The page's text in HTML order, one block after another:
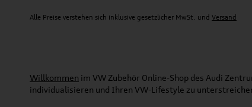
Alle Preise verstehen sich inklusive gesetzlicher MwSt. und Versand
Willkommen im VW Zubehör Online-Shop des Audi
individualisieren und Ihren VW-Lifestyle zu